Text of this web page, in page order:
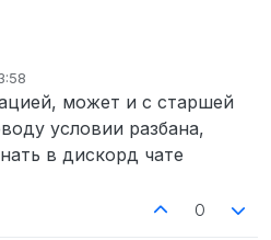
может и с старшей
условии разбана,
в дискорд чате
0